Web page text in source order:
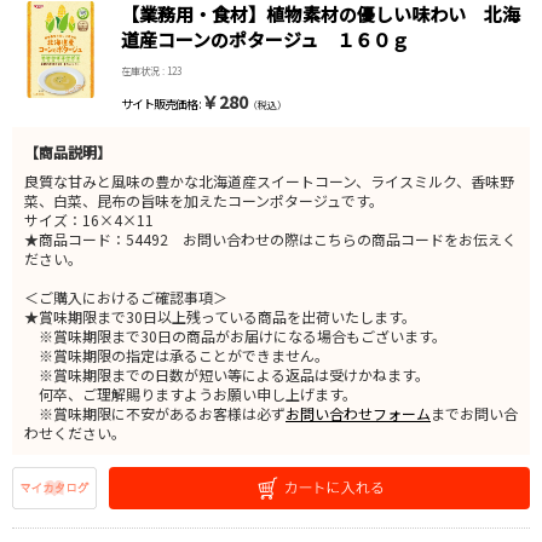
【業務用・食材】植物素材の優しい味わい 北海
道産コーンのポタージュ １６０ｇ
在庫状況 : 123
サイト販売価格 : ￥280（税込）
【商品説明】
良質な甘みと風味の豊かな北海道産スイートコーン、ライスミルク、香味野
菜、白菜、昆布の旨味を加えたコーンポタージュです。
サイズ：16×4×11
★商品コード：54492 お問い合わせの際はこちらの商品コードをお伝えく
ださい。
＜ご購入におけるご確認事項＞
★賞味期限まで30日以上残っている商品を出荷いたします。
※賞味期限まで30日の商品がお届けになる場合もございます。
※賞味期限の指定は承ることができません。
※賞味期限までの日数が短い等による返品は受けかねます。
何卒、ご理解賜りますようお願い申し上げます。
※賞味期限に不安があるお客様は必ずお問い合わせフォームまでお問い合
わせください。